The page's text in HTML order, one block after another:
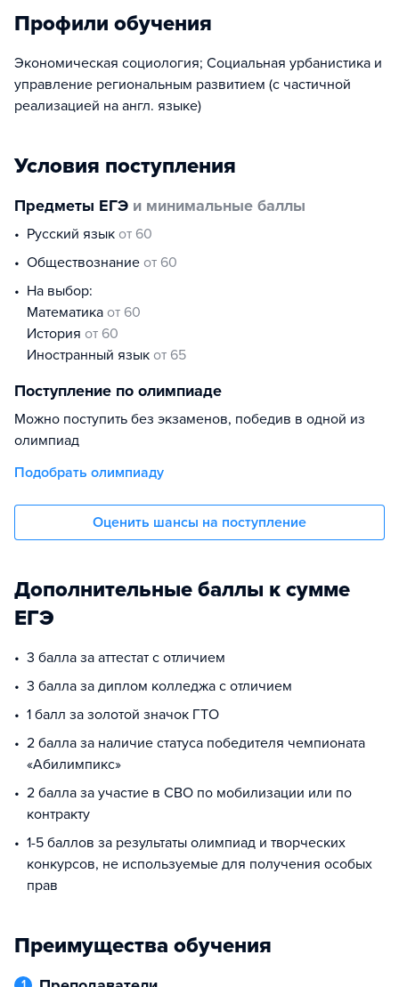
Профили обучения
Экономическая социология; Социальная урбанистика и
управление региональным развитием (с частичной
реализацией на англ. языке)
Условия поступления
Предметы ЕГЭ и минимальные баллы
русский язык от 60
обществознание от 60
На выбор:
математика от 60
история от 60
иностранный язык от 65
Поступление по олимпиаде
Можно поступить без экзаменов, победив в одной из
олимпиад
Подобрать олимпиаду
Оценить шансы на поступление
Дополнительные баллы к сумме
ЕГЭ
3 балла за аттестат с отличием
3 балла за диплом колледжа с отличием
1 балл за золотой значок ГТО
2 балла за наличие статуса победителя чемпионата
«Абилимпикс»
2 балла за участие в СВО по мобилизации или по
контракту
1-5 баллов за результаты олимпиад и творческих
конкурсов, не используемые для получения особых
прав
Преимущества обучения